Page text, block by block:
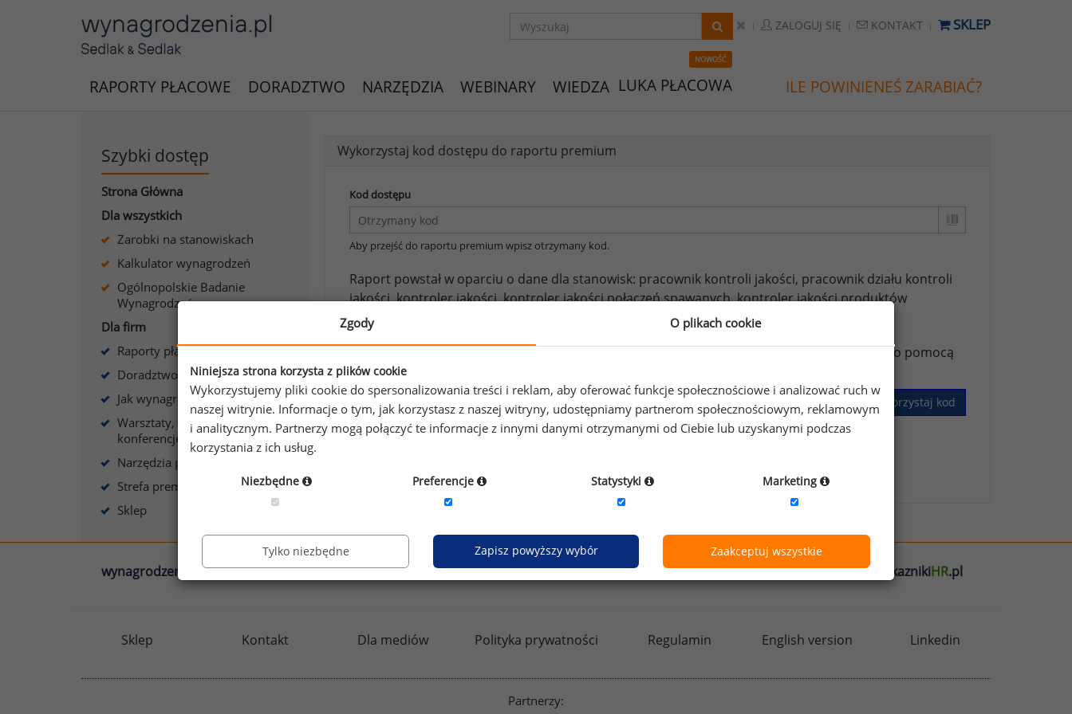
ZALOGUJ SIĘ KONTAKT SKLEP
RAPORTY PŁACOWE DORADZTWO NARZĘDZIA WEBINARY WIEDZA
NOWOŚĆ
LUKA PŁACOWA ILE POWINIENEŚ ZARABIAĆ?
Szybki dostęp
Strona Główna
Dla wszystkich
Zarobki na stanowiskach
Kalkulator wynagrodzeń
Ogólnopolskie Badanie
Wynagrodzeń
Dla firm
Raporty płacowe dla firm
Doradztwo płacowe
Jak wynagradzać?
Warsztaty, szkolenia,
konferencje
Narzędzia płacowe
Strefa premium
Sklep
Wykorzystaj kod dostępu do raportu premium
Kod dostępu
Aby przejść do raportu premium wpisz otrzymany kod.
Raport powstał w oparciu o dane dla stanowisk: pracownik kontroli jakości, pracownik działu kontroli
jakości,kontroler jakości,kontroler jakości połączeń spawanych,kontroler jakości produktów
spożywczych,
kontroler jakości wyrobów przemysłowych.
Jeżeli posiadasz dostęp, do pełnego raportu jednego z powyższych stanowisk możesz za jego pomocą
sprawdzić raporty dla pozostałych.
Wykorzystaj kod
wynagrodzenia.pl sedlak.pl kfw.sedlak.pl rynekpracy.pl raportyplacowe.pl badaniaHR.pl wskaznikiHR.pl
Sklep Kontakt Dla mediów Polityka prywatności Regulamin English version Linkedin
Partnerzy:
Zgody O plikach cookie
Niniejsza strona korzysta z plików cookie
Wykorzystujemy pliki cookie do spersonalizowania treści i reklam, aby oferować funkcje społecznościowe i analizować ruch w
naszej witrynie. Informacje o tym, jak korzystasz z naszej witryny, udostępniamy partnerom społecznościowym, reklamowym
i analitycznym. Partnerzy mogą połączyć te informacje z innymi danymi otrzymanymi od Ciebie lub uzyskanymi podczas
korzystania z ich usług.
Niezbędne Preferencje Statystyki Marketing
Tylko niezbędne Zapisz powyższy wybór Zaakceptuj wszystkie